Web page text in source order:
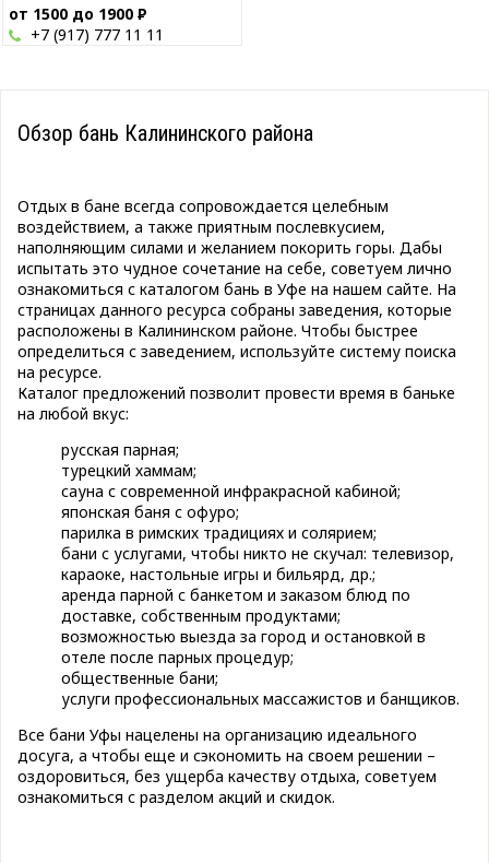
от 1500 до 1900 Р
+7 (917) 777 11 11
Обзор бань Калининского района
Отдых в бане всегда сопровождается целебным
воздействием, а также приятным послевкусием,
наполняющим силами и желанием покорить горы. Дабы
испытать это чудное сочетание на себе, советуем лично
ознакомиться с каталогом бань в Уфе на нашем сайте. На
страницах данного ресурса собраны заведения, которые
расположены в Калининском районе. Чтобы быстрее
определиться с заведением, используйте систему поиска
на ресурсе.
Каталог предложений позволит провести время в баньке
на любой вкус:
русская парная;
турецкий хаммам;
сауна с современной инфракрасной кабиной;
японская баня с офуро;
парилка в римских традициях и солярием;
бани с услугами, чтобы никто не скучал: телевизор,
караоке, настольные игры и бильярд, др.;
аренда парной с банкетом и заказом блюд по
доставке, собственным продуктами;
возможностью выезда за город и остановкой в
отеле после парных процедур;
общественные бани;
услуги профессиональных массажистов и банщиков.
Все бани Уфы нацелены на организацию идеального
досуга, а чтобы еще и сэкономить на своем решении –
оздоровиться, без ущерба качеству отдыха, советуем
ознакомиться с разделом акций и скидок.